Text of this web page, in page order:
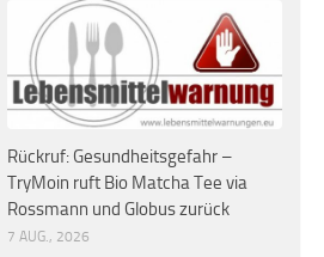
Rückruf: Gesundheitsgefahr –
TryMoin ruft Bio Matcha Tee via
Rossmann und Globus zurück
7 AUG., 2026